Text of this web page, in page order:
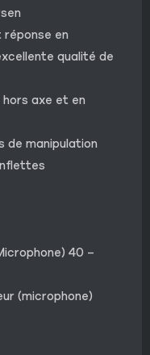
réponse en
qualité de
hors axe et en
de manipulation
40 –
(microphone)